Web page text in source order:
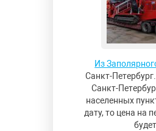
Из
Санкт-
Санкт-
населенных
дату, то цена на